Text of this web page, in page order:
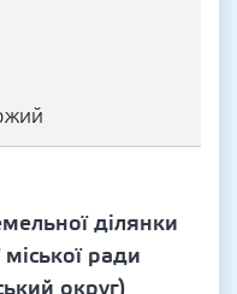
ділянки
ради